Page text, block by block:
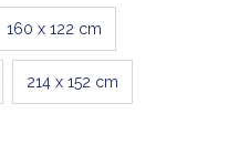
160 x 122 cm
214 x 152 cm